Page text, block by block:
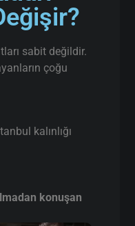
sabit değildir.
çoğu
kalınlığı
konuşan